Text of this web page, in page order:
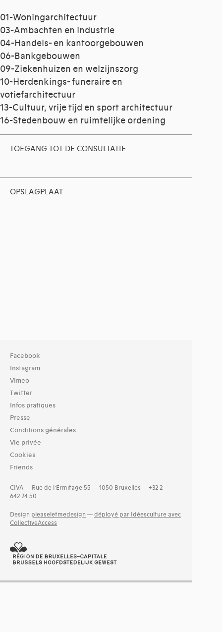
01-Woningarchitectuur
03-Ambachten en industrie
04-Handels- en kantoorgebouwen
06-Bankgebouwen
09-Ziekenhuizen en welzijnszorg
10-Herdenkings- funeraire en
votiefarchitectuur
13-Cultuur, vrije tijd en sport architectuur
16-Stedenbouw en ruimtelijke ordening
TOEGANG TOT DE CONSULTATIE
OPSLAGPLAAT
Facebook
Instagram
Vimeo
Twitter
Infos pratiques
Presse
Conditions générales
Vie privée
Cookies
Friends
CIVA — Rue de l’Ermitage 55 — 1050 Bruxelles — +32 2
642 24 50
Design pleaseletmedesign — déployé par Idéesculture avec
CollectiveAccess